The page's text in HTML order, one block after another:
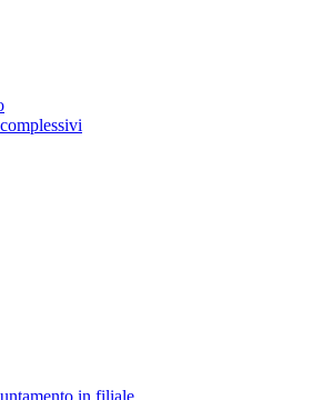
in filiale